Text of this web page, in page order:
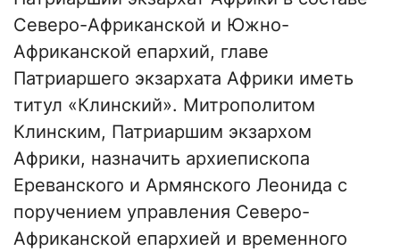
Северо-Африканской и Южно-
Африканской епархий, главе
Патриаршего экзархата Африки иметь
титул «Клинский». Митрополитом
Клинским, Патриаршим экзархом
Африки, назначить архиепископа
Ереванского и Армянского Леонида с
поручением управления Северо-
Африканской епархией и временного